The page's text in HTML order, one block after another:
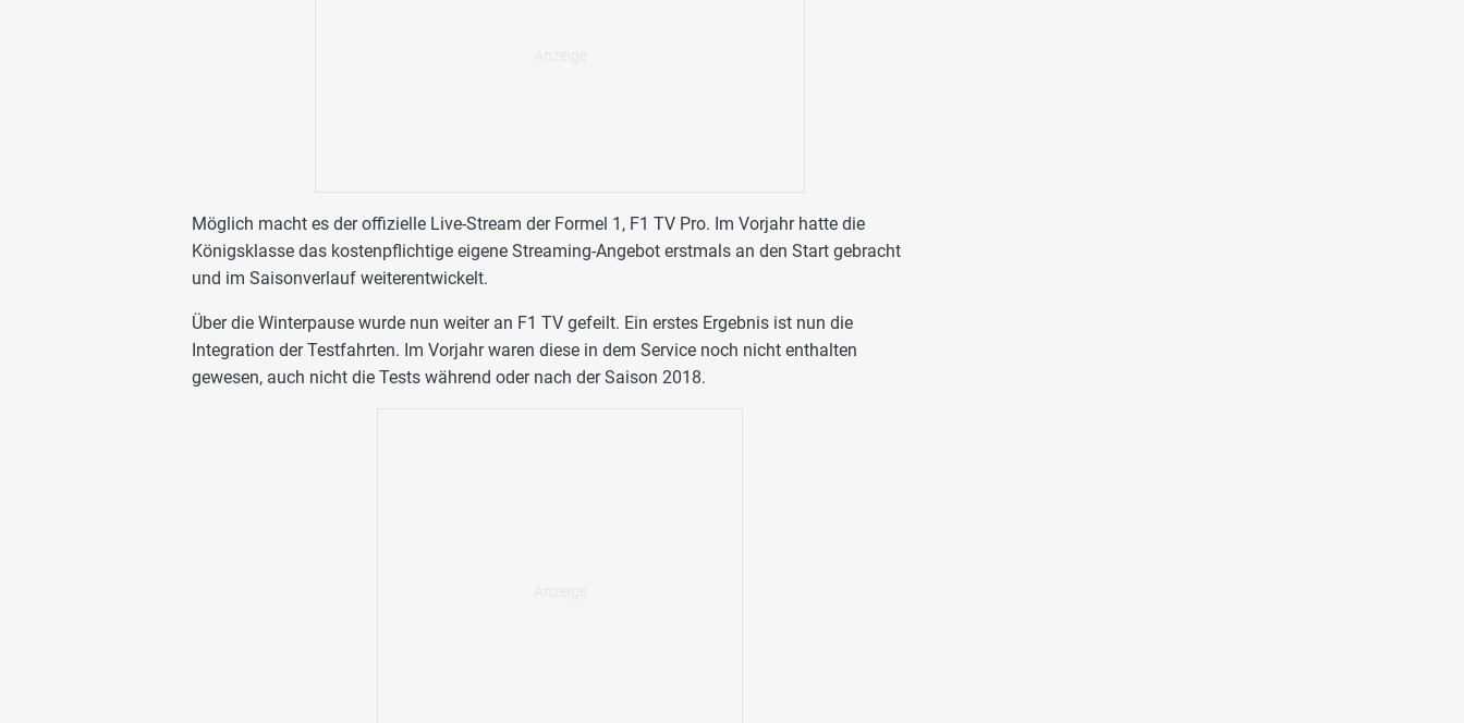
Möglich macht es der offizielle Live-Stream der Formel 1, F1 TV Pro. Im Vorjahr hatte die
Königsklasse das kostenpflichtige eigene Streaming-Angebot erstmals an den Start gebracht
und im Saisonverlauf weiterentwickelt.
Über die Winterpause wurde nun weiter an F1 TV gefeilt. Ein erstes Ergebnis ist nun die
Integration der Testfahrten. Im Vorjahr waren diese in dem Service noch nicht enthalten
gewesen, auch nicht die Tests während oder nach der Saison 2018.